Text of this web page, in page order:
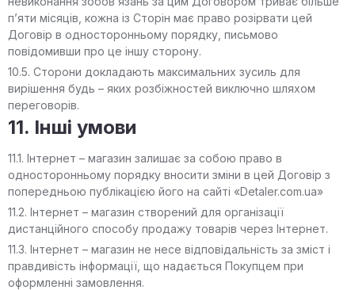
п’яти місяців, кожна із Сторін має право розірвати цей
Договір в односторонньому порядку, письмово
повідомивши про це іншу сторону.
10.5. Сторони докладають максимальних зусиль для
вирішення будь – яких розбіжностей виключно шляхом
переговорів.
11. Інші умови
11.1. Інтернет – магазин залишає за собою право в
односторонньому порядку вносити зміни в цей Договір з
попередньою публікацією його на сайті «Detaler.com.ua»
11.2. Інтернет – магазин створений для організації
дистанційного способу продажу товарів через Інтернет.
11.3. Інтернет – магазин не несе відповідальність за зміст і
правдивість інформації, що надається Покупцем при
оформленні замовлення.